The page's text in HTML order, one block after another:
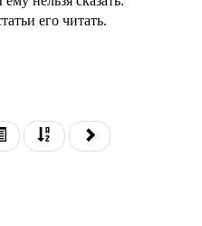
его читать.